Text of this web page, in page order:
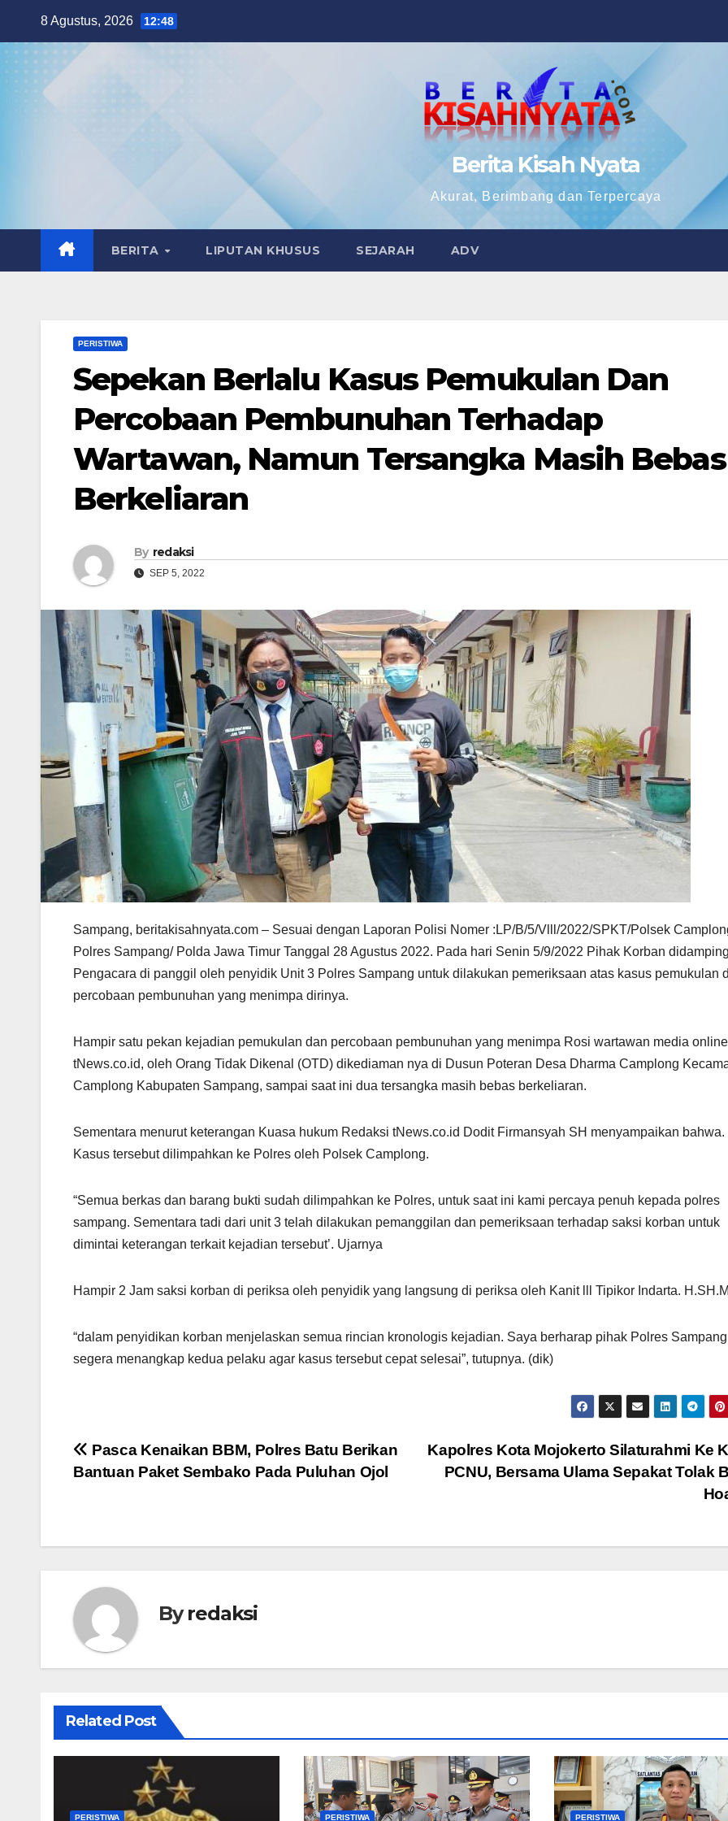
content
8 Agustus, 2026 12:48
Berita Kisah Nyata
Akurat, Berimbang dan Terpercaya
BERITA LIPUTAN KHUSUS SEJARAH ADV
PERISTIWA
Sepekan Berlalu Kasus Pemukulan Dan
Percobaan Pembunuhan Terhadap
Wartawan, Namun Tersangka Masih Bebas
Berkeliaran
By redaksi
SEP 5, 2022
Sampang, beritakisahnyata.com – Sesuai dengan Laporan Polisi Nomer :LP/B/5/Vlll/2022/SPKT/Polsek
Polres Sampang/ Polda Jawa Timur Tanggal 28 Agustus 2022. Pada hari Senin 5/9/2022 Pihak Korban
Pengacara di panggil oleh penyidik Unit 3 Polres Sampang untuk dilakukan pemeriksaan atas kasus pemukulan
percobaan pembunuhan yang menimpa dirinya.
Hampir satu pekan kejadian pemukulan dan percobaan pembunuhan yang menimpa Rosi wartawan media online
tNews.co.id, oleh Orang Tidak Dikenal (OTD) dikediaman nya di Dusun Poteran Desa Dharma Camplong
Camplong Kabupaten Sampang, sampai saat ini dua tersangka masih bebas berkeliaran.
Sementara menurut keterangan Kuasa hukum Redaksi tNews.co.id Dodit Firmansyah SH menyampaikan bahwa.
Kasus tersebut dilimpahkan ke Polres oleh Polsek Camplong.
“Semua berkas dan barang bukti sudah dilimpahkan ke Polres, untuk saat ini kami percaya penuh kepada polres
sampang. Sementara tadi dari unit 3 telah dilakukan pemanggilan dan pemeriksaan terhadap saksi korban untuk
dimintai keterangan terkait kejadian tersebut’. Ujarnya
Hampir 2 Jam saksi korban di periksa oleh penyidik yang langsung di periksa oleh Kanit lll Tipikor Indarta.
“dalam penyidikan korban menjelaskan semua rincian kronologis kejadian. Saya berharap pihak Polres Sampang
segera menangkap kedua pelaku agar kasus tersebut cepat selesai”, tutupnya. (dik)
Navigasi
Kapolres Kota Mojokerto Silaturahmi Ke
PCNU, Bersama Ulama Sepakat Tolak
Pasca Kenaikan BBM, Polres Batu Berikan
Bantuan Paket Sembako Pada Puluhan Ojol
Byredaksi
Related Post
PERISTIWA PERISTIWA PERISTIWA